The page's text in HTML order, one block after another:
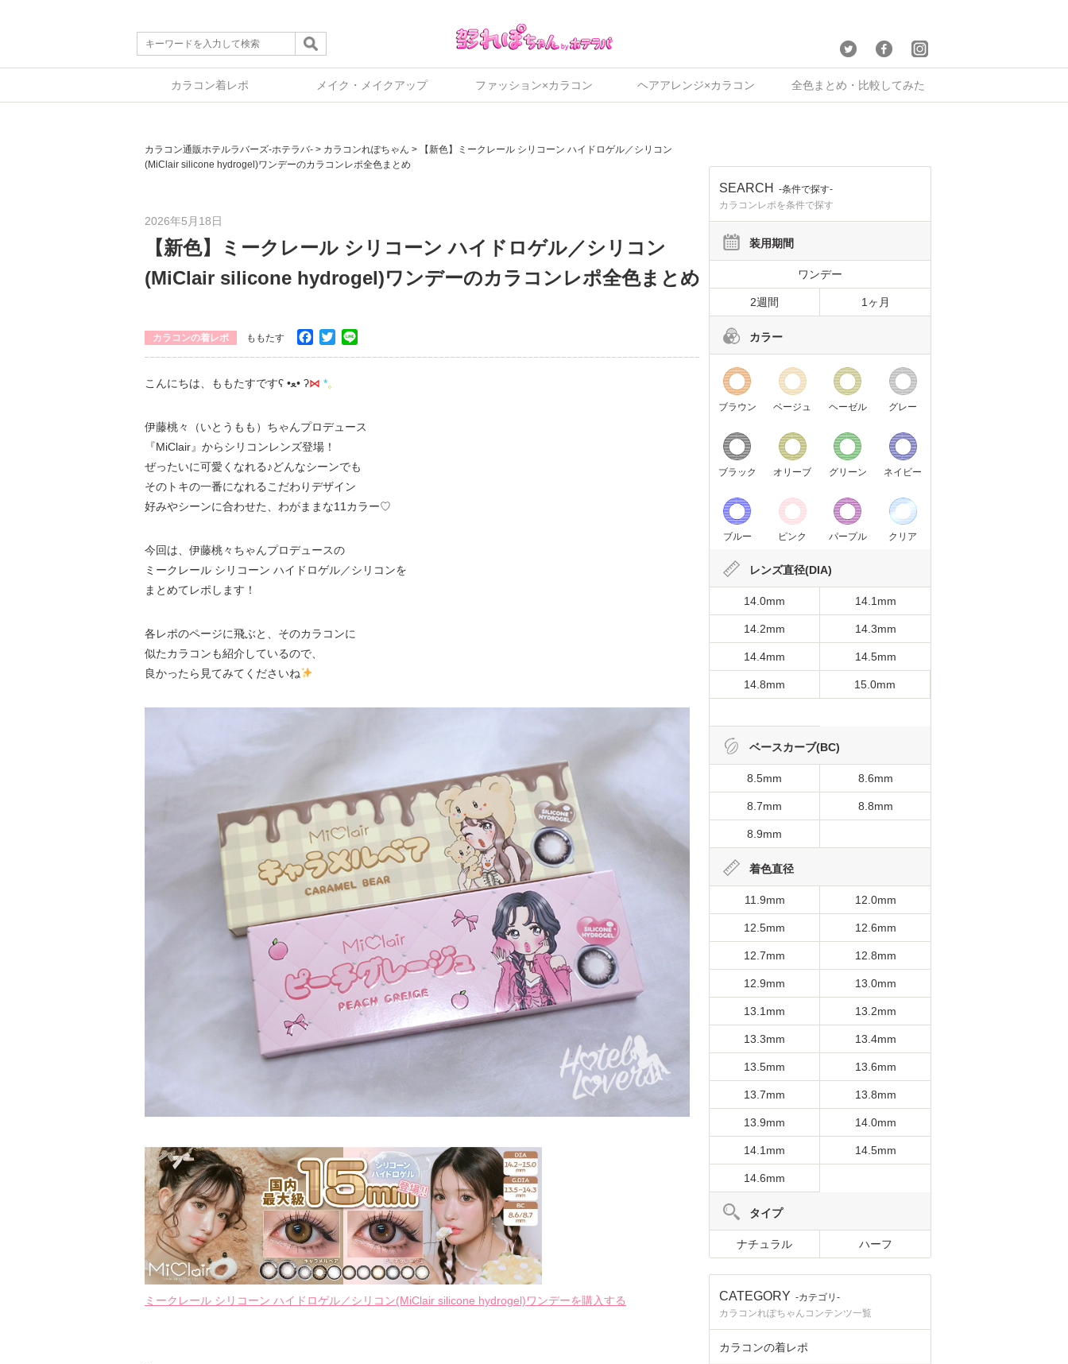
カラコン着レポ メイク・メイクアップ ファッション×カラコン ヘアアレンジ×カラコン 全色まとめ・比較してみた
カラコン通販ホテルラバーズ-ホテラバ- > カラコンれぽちゃん >
【新色】ミークレール シリコーン ハイドロゲル／シリコン
(MiClair silicone hydrogel)ワンデーのカラコンレポ全色まとめ
2026年5月18日
【新色】ミークレール シリコーン ハイドロゲル／シリコン
(MiClair silicone hydrogel)ワンデーのカラコンレポ全色まとめ
カラコンの着レポ ももたす Facebook
Twitter
こんにちは、ももたすですʕ •ﻌ• ʔ⋈ *。
伊藤桃々（いとうもも）ちゃんプロデュース
『MiClair』からシリコンレンズ登場！
ぜったいに可愛くなれる♪どんなシーンでも
そのトキの一番になれるこだわりデザイン
好みやシーンに合わせた、わがままな11カラー♡
今回は、伊藤桃々ちゃんプロデュースの
ミークレール シリコーン ハイドロゲル／シリコンを
まとめてレポします！
各レポのページに飛ぶと、そのカラコンに
似たカラコンも紹介しているので、
良かったら見てみてくださいね
ミークレール シリコーン ハイドロゲル／シリコン(MiClair silicone hydrogel)ワンデーを購入する
SEARCH
-条件で探す-
カラコンレポを条件で探す
装用期間
ワンデー
2週間 1ヶ月
カラー
ブラウン ベージュ ヘーゼル グレー
ブラック オリーブ グリーン ネイビー
ブルー ピンク パープル クリア
レンズ直径(DIA)
14.0mm 14.1mm
14.2mm 14.3mm
14.4mm 14.5mm
14.8mm 15.0mm
ベースカーブ(BC)
8.5mm 8.6mm
8.7mm 8.8mm
8.9mm
着色直径
11.9mm 12.0mm
12.5mm 12.6mm
12.7mm 12.8mm
12.9mm 13.0mm
13.1mm 13.2mm
13.3mm 13.4mm
13.5mm 13.6mm
13.7mm 13.8mm
13.9mm 14.0mm
14.1mm 14.5mm
14.6mm
タイプ
ナチュラル ハーフ
CATEGORY -カテゴリ-
カラコンれぽちゃんコンテンツ一覧
カラコンの着レポ